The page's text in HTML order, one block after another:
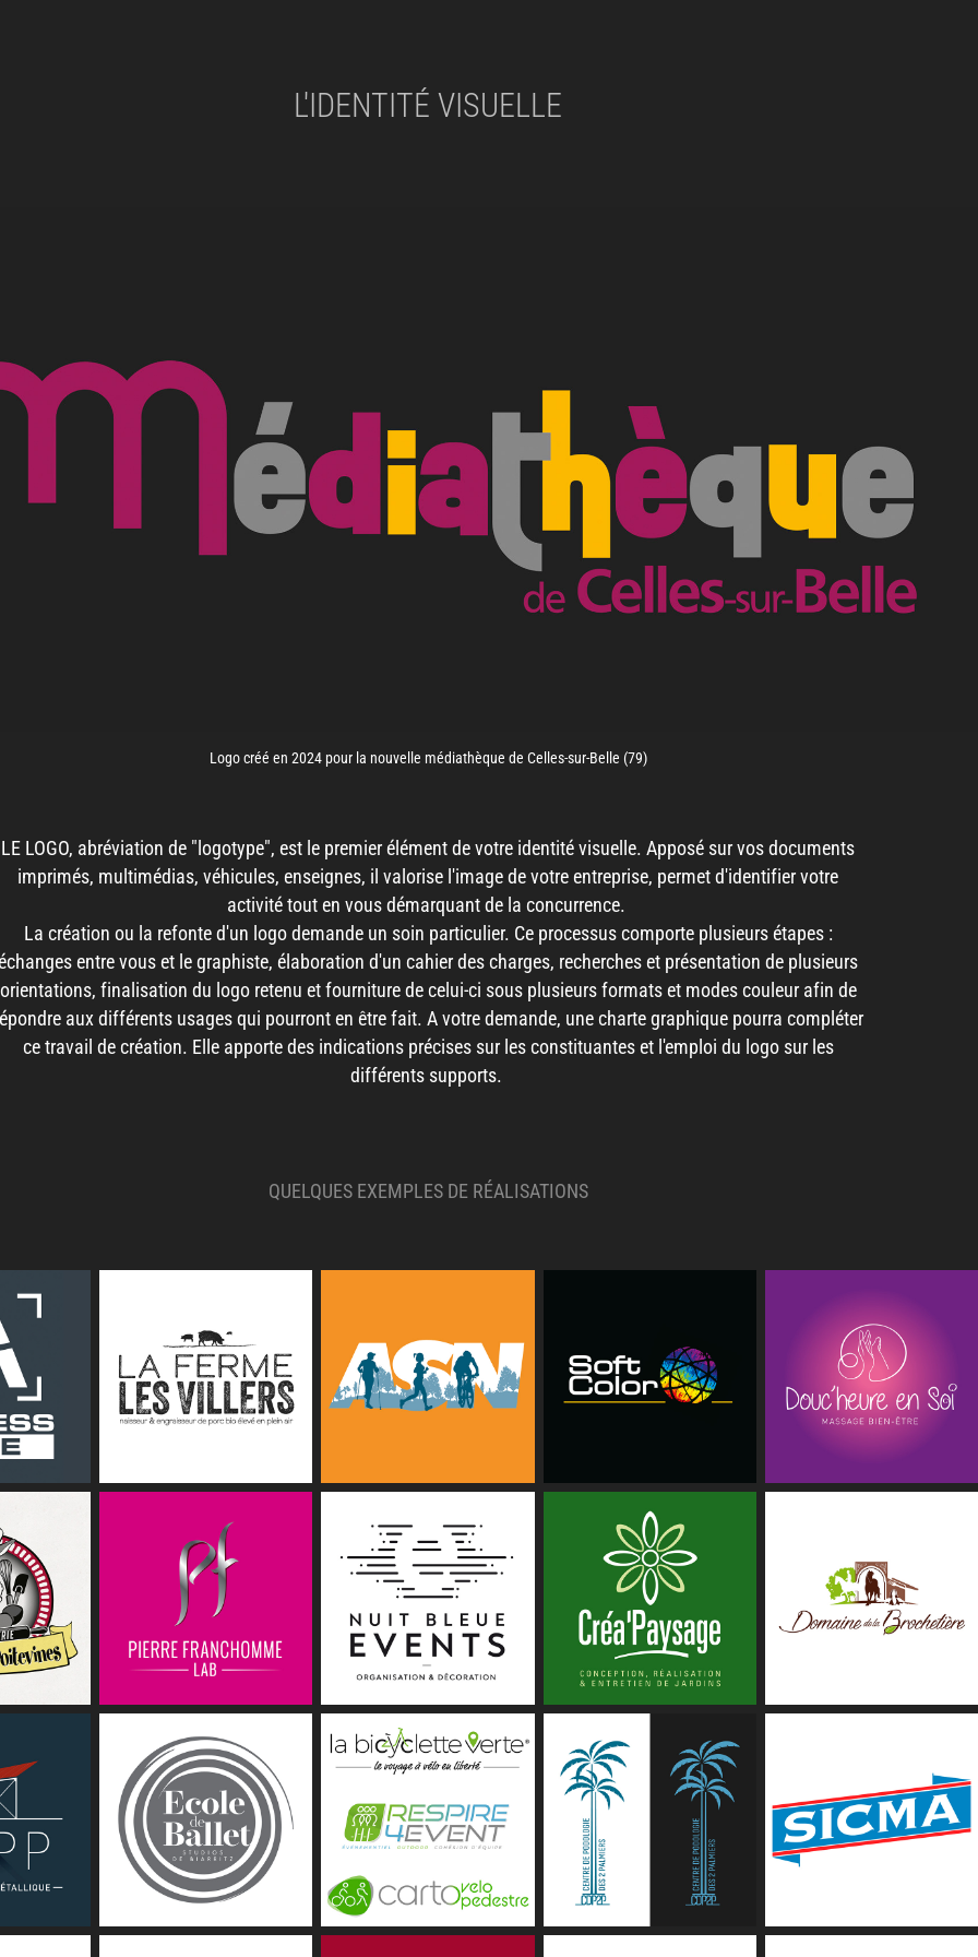
L'IDENTITÉ VISUELLE
Logo créé en 2024 pour la nouvelle médiathèque de Celles-sur-Belle (79)
LE LOGO, abréviation de "logotype", est le premier élément de votre identité visuelle. Apposé sur vos documents
imprimés, multimédias, véhicules, enseignes, il valorise l'image de votre entreprise, permet d'identifier votre
activité tout en vous démarquant de la concurrence.
La création ou la refonte d'un logo demande un soin particulier. Ce processus comporte plusieurs étapes :
entre vous et le graphiste, élaboration d'un cahier des charges, recherches et présentation de plusieurs
orientations, finalisation du logo retenu et fourniture de celui-ci sous plusieurs formats et modes couleur afin de
aux différents usages qui pourront en être fait.​​​​​​​ A votre demande, une charte graphique pourra compléter
ce travail de création. Elle apporte des indications précises sur les constituantes et l'emploi du logo sur les
différents supports.
QUELQUES EXEMPLES DE RÉALISATIONS